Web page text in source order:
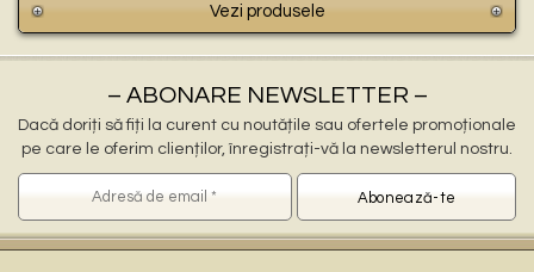
Vezi produsele
– ABONARE NEWSLETTER –
Dacă doriți să fiți la curent cu noutățile sau ofertele promoționale
pe care le oferim clienților, înregistrați-vă la newsletterul nostru.